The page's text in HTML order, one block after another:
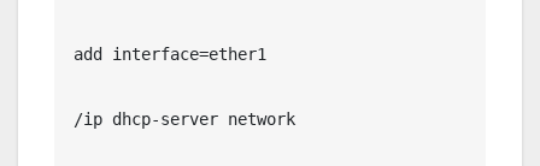
add interface=ether1
/ip dhcp-server network